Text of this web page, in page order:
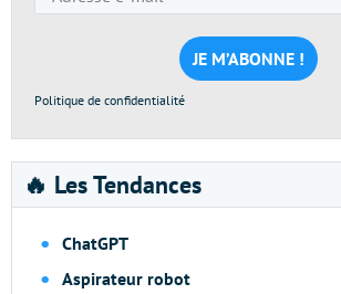
e-
mail
*
Politique de confidentialité
🔥 Les Tendances
ChatGPT
Aspirateur robot